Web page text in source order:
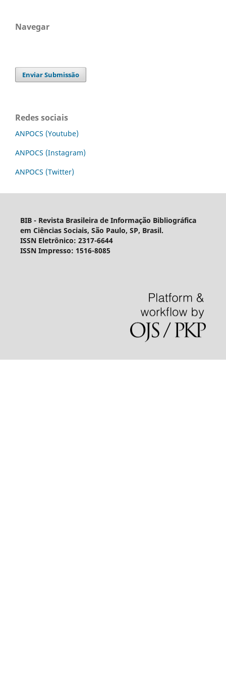
Navegar
Enviar Submissão
Redes sociais
ANPOCS (Youtube)
ANPOCS (Instagram)
ANPOCS (Twitter)
BIB - Revista Brasileira de Informação Bibliográfica
em Ciências Sociais, São Paulo, SP, Brasil.
ISSN Eletrônico: 2317-6644
ISSN Impresso: 1516-8085